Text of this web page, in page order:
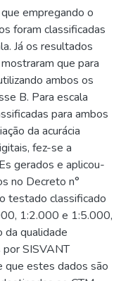
empregando o
foram classificadas
Já os resultados
que para
ambos os
B. Para escala
para ambos
da acurácia
fez-se a
gerados e aplicou-
no Decreto n°
testado classificado
1:2.000 e 1:5.000,
da qualidade
por SISVANT
que estes dados são